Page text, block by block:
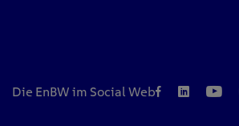
Die EnBW im Social Web